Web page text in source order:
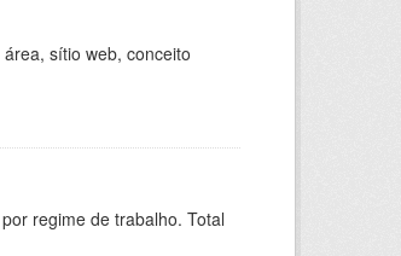
sítio web, conceito
regime de trabalho. Total